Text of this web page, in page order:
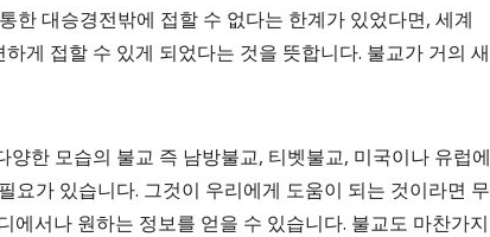
한 대승경전밖에 접할 수 없다는 한계가 있었다면, 세계
게 접할 수 있게 되었다는 것을 뜻합니다. 불교가 거의 새
한 모습의 불교 즉 남방불교, 티벳불교, 미국이나 유럽에
가 있습니다. 그것이 우리에게 도움이 되는 것이라면 무
서나 원하는 정보를 얻을 수 있습니다. 불교도 마찬가지